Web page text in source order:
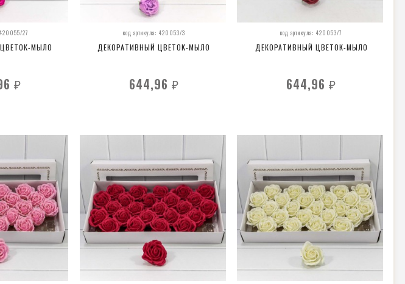
27
МЫЛО
₽
код артикула: 420053/3
ДЕКОРАТИВНЫЙ ЦВЕТОК-МЫЛО
644,96 ₽
код артикула: 420053/7
ДЕКОРАТИВНЫЙ ЦВЕТОК-МЫЛО
644,96₽